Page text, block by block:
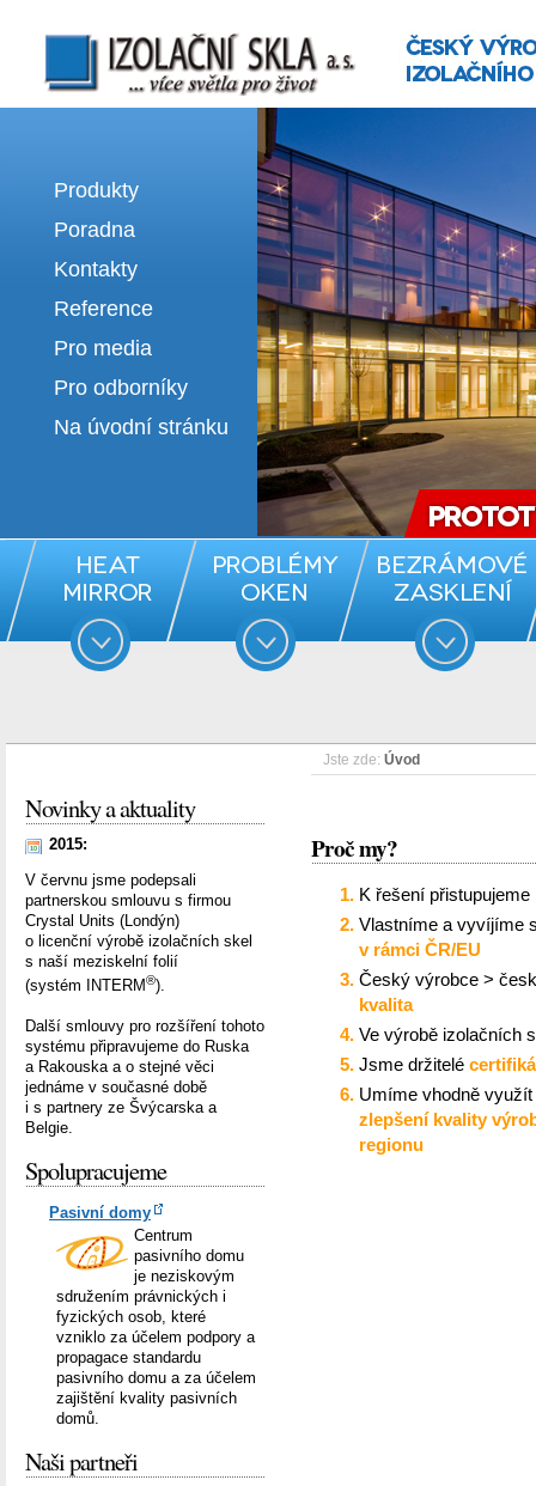
Izolační skla | výroba izolačních sklel
Produkty
Poradna
Kontakty
Reference
Pro media
Pro odborníky
Na úvodní stránku
Jste zde: Úvod
Proč my?
K řešení přistupujeme
Vlastníme a vyvíjíme
v rámci ČR/EU
Český výrobce >
kvalita
Ve výrobě izolačních
Jsme držitelé
Umíme vhodně
zlepšení kvality
regionu
Novinky a aktuality
2015:
V červnu jsme podepsali
partnerskou smlouvu s firmou
Crystal Units (Londýn)
o licenční výrobě izolačních skel
s naší meziskelní folií
(systém INTERM®).
Další smlouvy pro rozšíření tohoto
systému připravujeme do Ruska
a Rakouska a o stejné věci
jednáme v současné době
i s partnery ze Švýcarska a
Belgie.
Spolupracujeme
Pasivní domy
Centrum
pasivního domu
je neziskovým
sdružením právnických i
fyzických osob, které
vzniklo za účelem podpory a
propagace standardu
pasivního domu a za účelem
zajištění kvality pasivních
domů.
Naši partneři